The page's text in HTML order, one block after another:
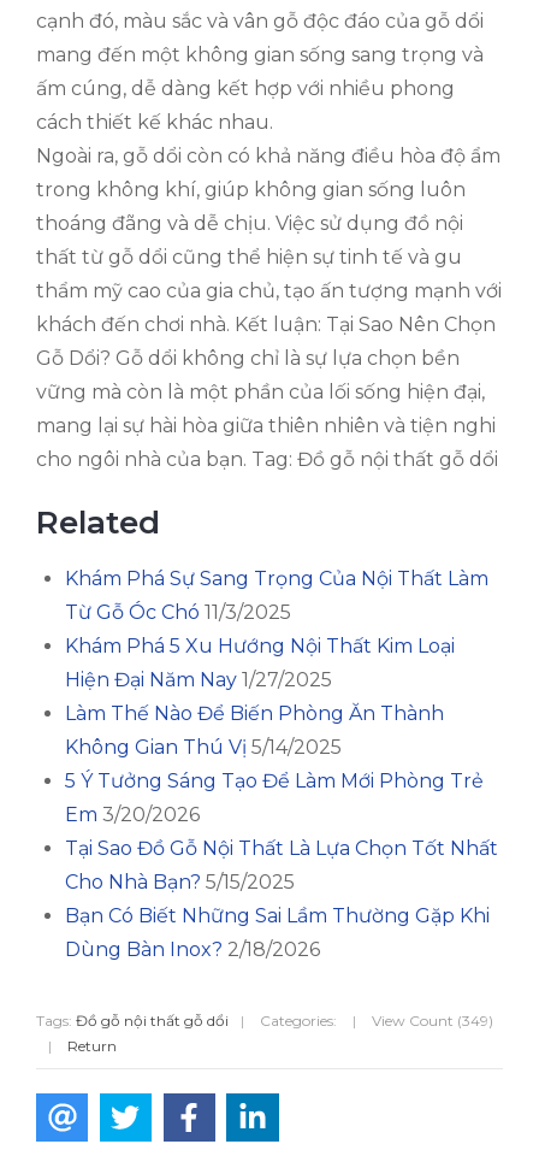
cạnh đó, màu sắc và vân gỗ độc đáo của gỗ dổi
mang đến một không gian sống sang trọng và
ấm cúng, dễ dàng kết hợp với nhiều phong
cách thiết kế khác nhau.
Ngoài ra, gỗ dổi còn có khả năng điều hòa độ ẩm
trong không khí, giúp không gian sống luôn
thoáng đãng và dễ chịu. Việc sử dụng đồ nội
thất từ gỗ dổi cũng thể hiện sự tinh tế và gu
thẩm mỹ cao của gia chủ, tạo ấn tượng mạnh với
khách đến chơi nhà. Kết luận: Tại Sao Nên Chọn
Gỗ Dổi? Gỗ dổi không chỉ là sự lựa chọn bền
vững mà còn là một phần của lối sống hiện đại,
mang lại sự hài hòa giữa thiên nhiên và tiện nghi
cho ngôi nhà của bạn. Tag: Đồ gỗ nội thất gỗ dổi
Related
Khám Phá Sự Sang Trọng Của Nội Thất Làm
Từ Gỗ Óc Chó 11/3/2025
Khám Phá 5 Xu Hướng Nội Thất Kim Loại
Hiện Đại Năm Nay 1/27/2025
Làm Thế Nào Để Biến Phòng Ăn Thành
Không Gian Thú Vị 5/14/2025
5 Ý Tưởng Sáng Tạo Để Làm Mới Phòng Trẻ
Em 3/20/2026
Tại Sao Đồ Gỗ Nội Thất Là Lựa Chọn Tốt Nhất
Cho Nhà Bạn? 5/15/2025
Bạn Có Biết Những Sai Lầm Thường Gặp Khi
Dùng Bàn Inox? 2/18/2026
Tags: Đồ gỗ nội thất gỗ dổi | Categories: |
View Count (349)
|
Return